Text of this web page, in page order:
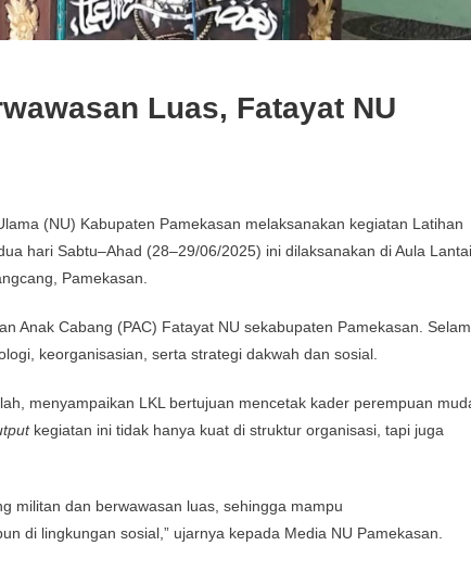
Luas, Fatayat NU
(NU) Kabupaten Pamekasan melaksanakan kegiatan Latihan
hari Sabtu–Ahad (28–29/06/2025) ini dilaksanakan di Aula Lantai
Pamekasan.
Anak Cabang (PAC) Fatayat NU sekabupaten Pamekasan.
keorganisasian, serta strategi dakwah dan sosial.
menyampaikan LKL bertujuan mencetak kader perempuan
kegiatan ini tidak hanya kuat di struktur organisasi, tapi juga
militan dan berwawasan luas, sehingga mampu
di lingkungan sosial,” ujarnya kepada Media NU Pamekasan.